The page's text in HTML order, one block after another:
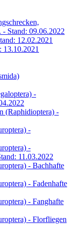
- Stand: 09.06.2022
12.02.2021
13.10.2021
-
(Raphidioptera) -
-
-
11.03.2022
- Bachhafte
- Fadenhafte
- Fanghafte
- Florfliegen